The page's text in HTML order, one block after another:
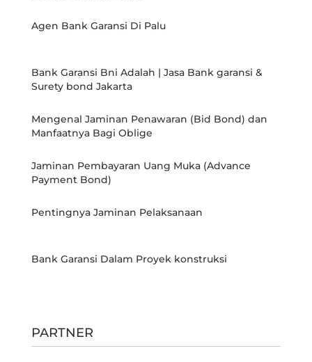
Agen Bank Garansi Di Palu
Bank Garansi Bni Adalah | Jasa Bank garansi &
Surety bond Jakarta
Mengenal Jaminan Penawaran (Bid Bond) dan
Manfaatnya Bagi Oblige
Jaminan Pembayaran Uang Muka (Advance
Payment Bond)
Pentingnya Jaminan Pelaksanaan
Bank Garansi Dalam Proyek konstruksi
PARTNER